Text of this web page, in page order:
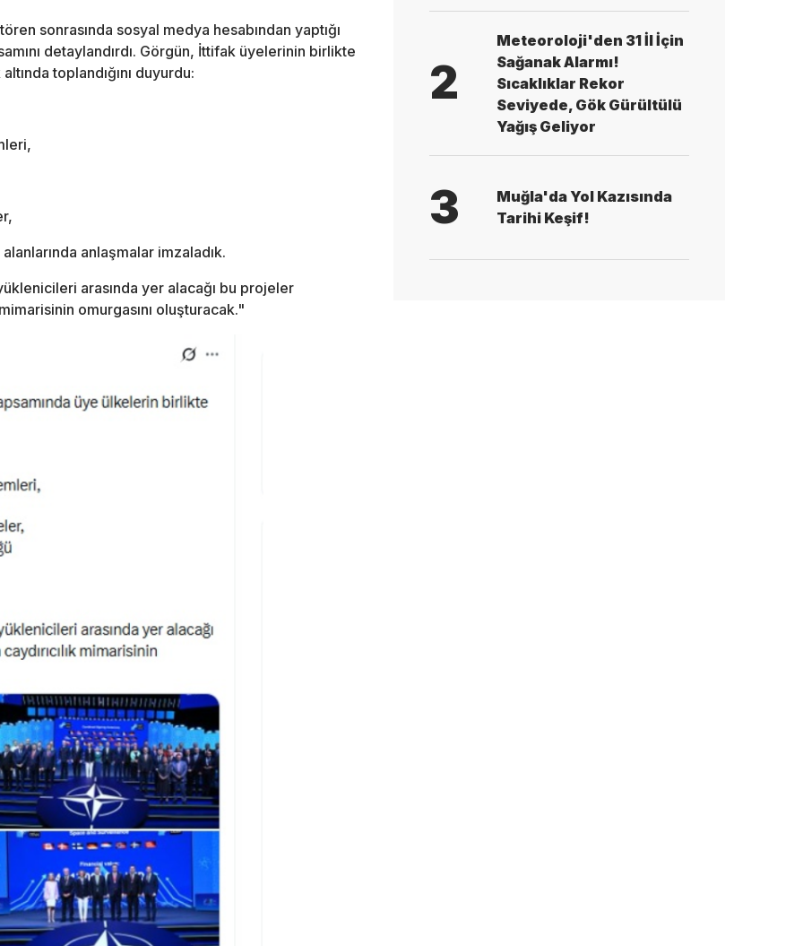
sonrasında sosyal medya hesabından yaptığı
detaylandırdı. Görgün, İttifak üyelerinin birlikte
toplandığını duyurdu:
anlaşmalar imzaladık.
arasında yer alacağı bu projeler
omurgasını oluşturacak."
2
Meteoroloji'den 31 İl İçin
Sağanak Alarmı!
Sıcaklıklar Rekor
Seviyede, Gök Gürültülü
Yağış Geliyor
3
Muğla'da Yol Kazısında
Tarihi Keşif!